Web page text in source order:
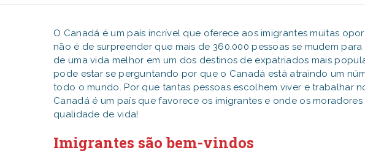
O Canadá é um país incrível que oferece aos imigrantes muitas
não é de surpreender que mais de 360.000 pessoas se mudem
de uma vida melhor em um dos destinos de expatriados mais
pode estar se perguntando por que o Canadá está atraindo um
todo o mundo. Por que tantas pessoas escolhem viver e trabalhar
Canadá é um país que favorece os imigrantes e onde os
qualidade de vida!
Imigrantes são bem-vindos